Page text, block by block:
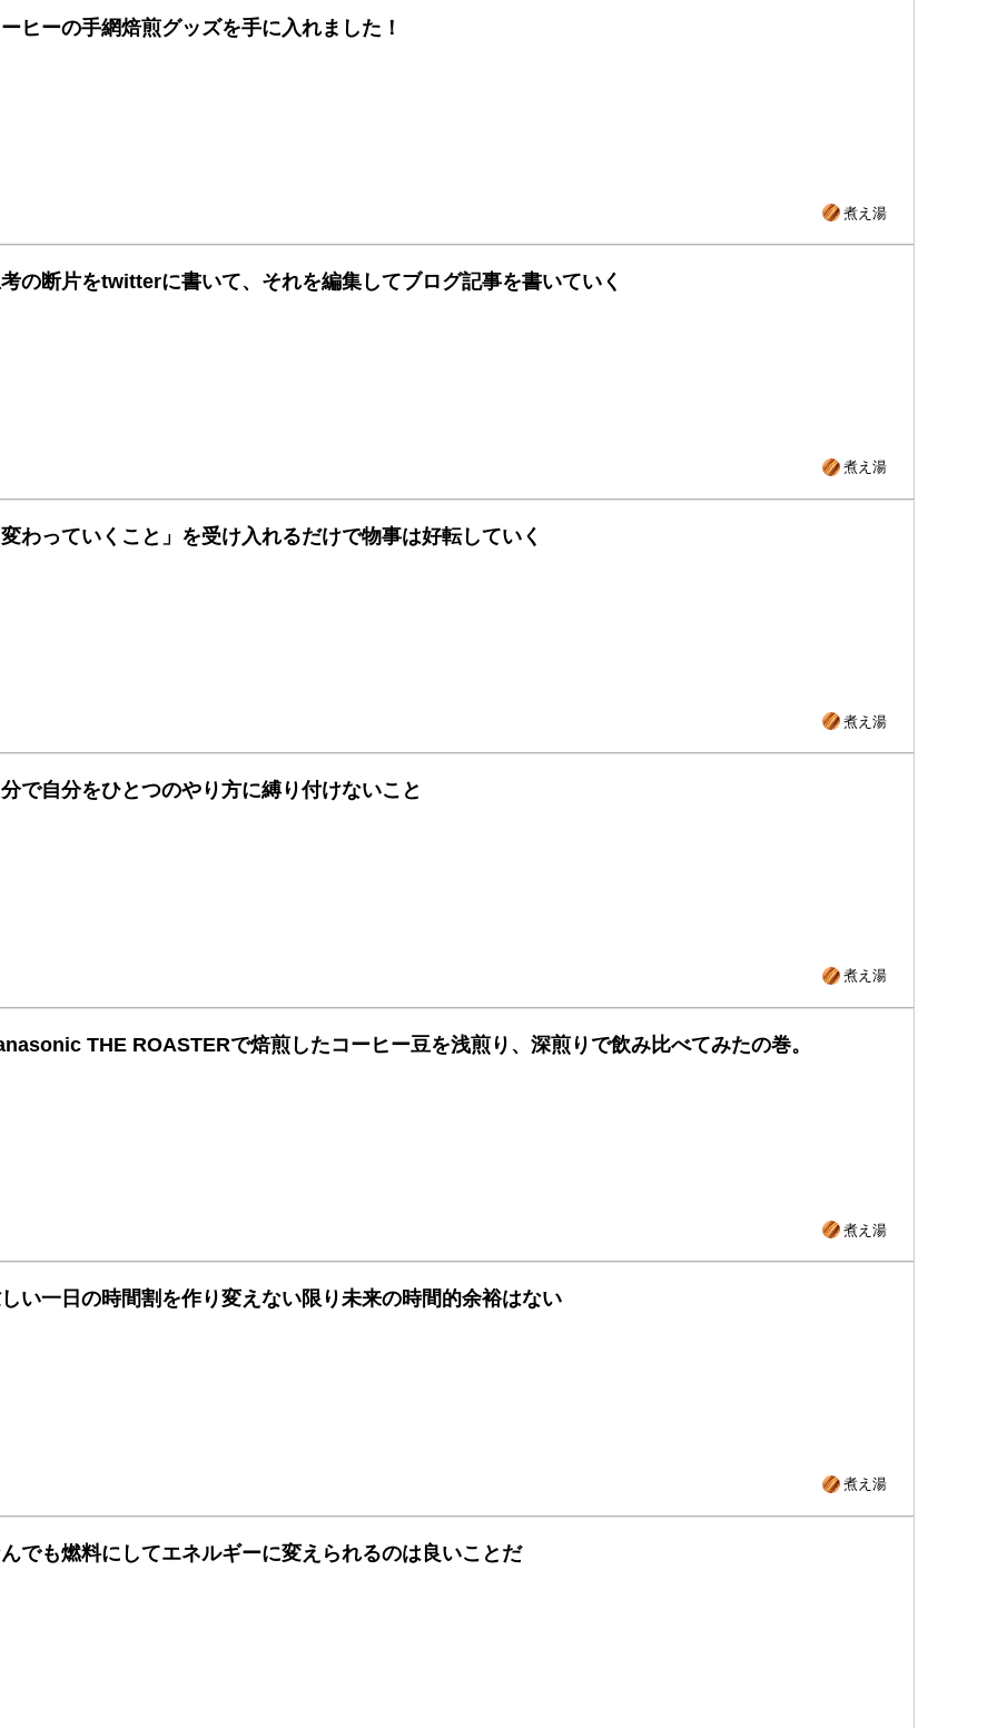
ヒーの手網焙煎グッズを手に入れました！
煮え湯
の断片をtwitterに書いて、それを編集してブログ記事を書いていく
煮え湯
わっていくこと」を受け入れるだけで物事は好転していく
煮え湯
で自分をひとつのやり方に縛り付けないこと
煮え湯
THE ROASTERで焙煎したコーヒー豆を浅煎り、深煎りで飲み比べてみたの巻。
煮え湯
い一日の時間割を作り変えない限り未来の時間的余裕はない
煮え湯
でも燃料にしてエネルギーに変えられるのは良いことだ